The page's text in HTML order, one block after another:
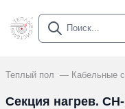
Теплый пол Кабельные
Секция нагрев.